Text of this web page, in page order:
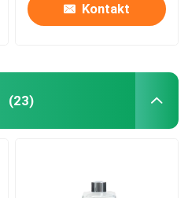
Kontakt
(23)